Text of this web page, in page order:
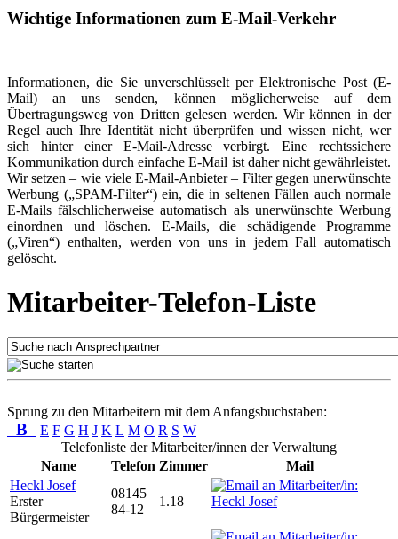
Wichtige Informationen zum E-Mail-Verkehr
Informationen, die Sie unverschlüsselt per Elektronische Post (E-
Mail) an uns senden, können möglicherweise auf dem
Übertragungsweg von Dritten gelesen werden. Wir können in der
Regel auch Ihre Identität nicht überprüfen und wissen nicht, wer
sich hinter einer E-Mail-Adresse verbirgt. Eine rechtssichere
Kommunikation durch einfache E-Mail ist daher nicht gewährleistet.
Wir setzen – wie viele E-Mail-Anbieter – Filter gegen unerwünschte
Werbung („SPAM-Filter“) ein, die in seltenen Fällen auch normale
E-Mails fälschlicherweise automatisch als unerwünschte Werbung
einordnen und löschen. E-Mails, die schädigende Programme
(„Viren“) enthalten, werden von uns in jedem Fall automatisch
gelöscht.
Mitarbeiter-Telefon-Liste
Sprung zu den Mitarbeitern mit dem Anfangsbuchstaben:
B E F G H J K L M O R S W
Telefonliste der Mitarbeiter/innen der Verwaltung
Name
Telefon Zimmer
Mail
Heckl Josef
Erster
Bürgermeister
08145
84-12
1.18